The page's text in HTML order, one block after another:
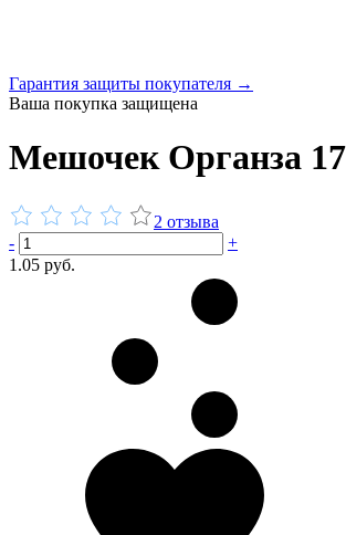
Гарантия защиты покупателя →
Ваша покупка защищена
Мешочек Органза
2 отзыва
-
+
1.05 руб.